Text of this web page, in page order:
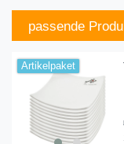
passende
Artikelpaket